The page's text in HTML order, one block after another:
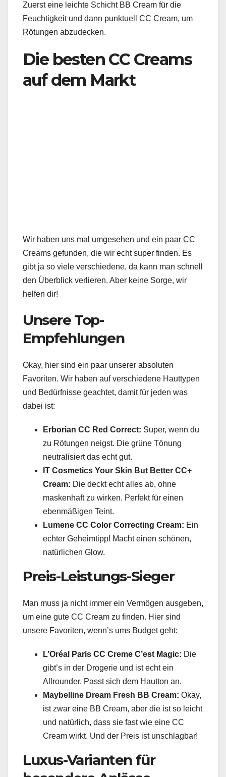
Zuerst eine leichte Schicht BB Cream für die
Feuchtigkeit und dann punktuell CC Cream, um
Rötungen abzudecken.
Die besten CC Creams
auf dem Markt
Wir haben uns mal umgesehen und ein paar CC
Creams gefunden, die wir echt super finden. Es
gibt ja so viele verschiedene, da kann man schnell
den Überblick verlieren. Aber keine Sorge, wir
helfen dir!
Unsere Top-
Empfehlungen
Okay, hier sind ein paar unserer absoluten
Favoriten. Wir haben auf verschiedene Hauttypen
und Bedürfnisse geachtet, damit für jeden was
dabei ist:
Erborian CC Red Correct: Super, wenn du
zu Rötungen neigst. Die grüne Tönung
neutralisiert das echt gut.
IT Cosmetics Your Skin But Better CC+
Cream: Die deckt echt alles ab, ohne
maskenhaft zu wirken. Perfekt für einen
ebenmäßigen Teint.
Lumene CC Color Correcting Cream: Ein
echter Geheimtipp! Macht einen schönen,
natürlichen Glow.
Preis-Leistungs-Sieger
Man muss ja nicht immer ein Vermögen ausgeben,
um eine gute CC Cream zu finden. Hier sind
unsere Favoriten, wenn’s ums Budget geht:
L’Oréal Paris CC Creme C’est Magic: Die
gibt’s in der Drogerie und ist echt ein
Allrounder. Passt sich dem Hautton an.
Maybelline Dream Fresh BB Cream: Okay,
ist zwar eine BB Cream, aber die ist so leicht
und natürlich, dass sie fast wie eine CC
Cream wirkt. Und der Preis ist unschlagbar!
Luxus-Varianten für